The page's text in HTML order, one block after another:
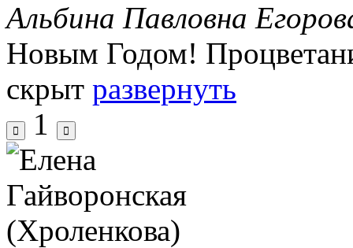
Альбина Павловна
Новым Годом!
скрыт развернуть
1